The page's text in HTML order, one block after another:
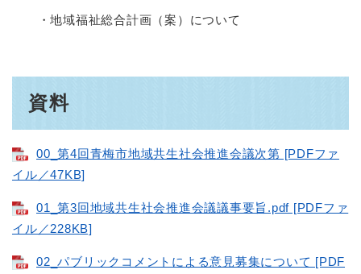
・地域福祉総合計画（案）について
資料
00_第4回青梅市地域共生社会推進会議次第 [PDFファ
イル／47KB]
01_第3回地域共生社会推進会議議事要旨.pdf [PDFファ
イル／228KB]
02_パブリックコメントによる意見募集について [PDF